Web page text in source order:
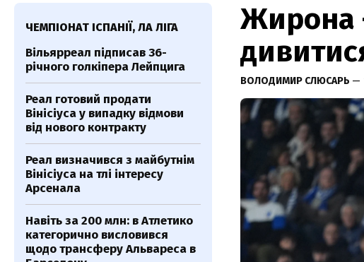
Жирона
ВОЛОДИМИР СЛЮСАРЬ —
ЧЕМПІОНАТ ІСПАНІЇ, ЛА ЛІГА
Вільярреал підписав 36-
річного голкіпера Лейпцига
Реал готовий продати
Вінісіуса у випадку відмови
від нового контракту
Реал визначився з майбутнім
Вінісіуса на тлі інтересу
Арсенала
Навіть за 200 млн: в Атлетико
категорично висловився
щодо трансферу Альвареса в